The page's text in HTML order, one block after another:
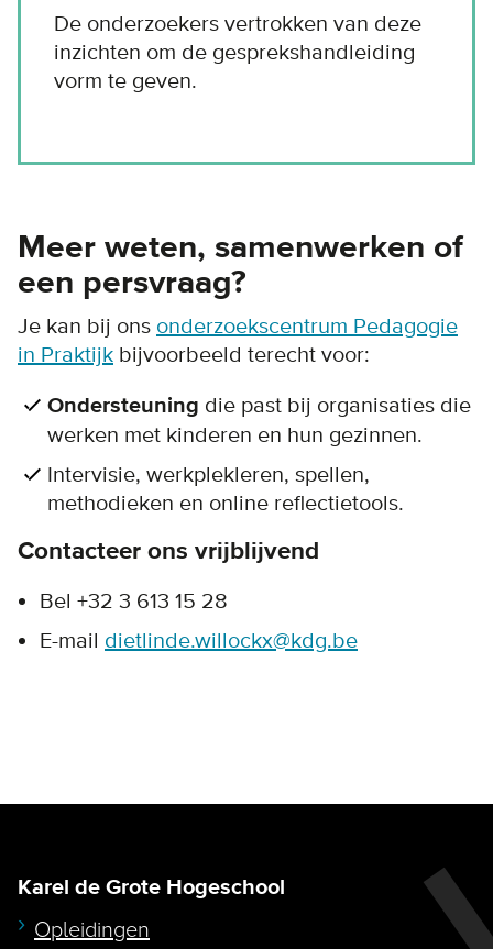
De onderzoekers vertrokken van deze
inzichten om de gesprekshandleiding
vorm te geven.
Meer weten, samenwerken of
een persvraag?
Je kan bij ons onderzoekscentrum Pedagogie
in Praktijk bijvoorbeeld terecht voor:
Ondersteuning die past bij organisaties die
werken met kinderen en hun gezinnen.
Intervisie, werkplekleren, spellen,
methodieken en online reflectietools.
Contacteer ons vrijblijvend
Bel +32 3 613 15 28
E-mail dietlinde.willockx@kdg.be
Karel de Grote Hogeschool
Opleidingen